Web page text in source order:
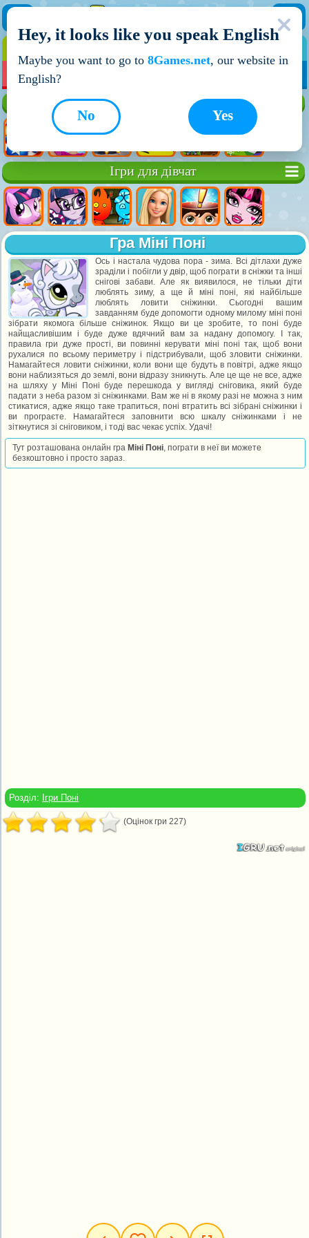
НОВІ ІГРИ
Ігри для дівчат
Гра Міні Поні
Ось і настала чудова пора - зима. Всі дітлахи дуже
зраділи і побігли у двір, щоб пограти в сніжки та інші
снігові забави. Але як виявилося, не тільки діти
люблять зиму, а ще й міні поні, які найбільше
люблять ловити сніжинки. Сьогодні вашим
завданням буде допомогти одному милому міні поні
зібрати якомога більше сніжинок. Якщо ви це зробите, то поні буде
найщасливішим і буде дуже вдячний вам за надану допомогу. І так,
правила гри дуже прості, ви повинні керувати міні поні так, щоб вони
рухалися по всьому периметру і підстрибували, щоб зловити сніжинки.
Намагайтеся ловити сніжинки, коли вони ще будуть в повітрі, адже якщо
вони наблизяться до землі, вони відразу зникнуть. Але це ще не все, адже
на шляху у Міні Поні буде перешкода у вигляді сніговика, який буде
падати з неба разом зі сніжинками. Вам же ні в якому разі не можна з ним
стикатися, адже якщо таке трапиться, поні втратить всі зібрані сніжинки і
ви програєте. Намагайтеся заповнити всю шкалу сніжинками і не
зіткнутися зі сніговиком, і тоді вас чекає успіх. Удачі!
Тут розташована онлайн гра Міні Поні, пограти в неї ви можете
безкоштовно і просто зараз.
Розділ: Ігри Поні
(Оцінок гри 227)
Hey, it looks like you speak English
Maybe you want to go to 8Games.net, our website in
English?
Yes
No